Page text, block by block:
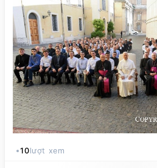
biệt mời gọi họ hãy nhìn vào
dựng tình sự hiệp thông, đặc biệt
các nhà đào tạo. Dưới đây là diễn
10lượt xem